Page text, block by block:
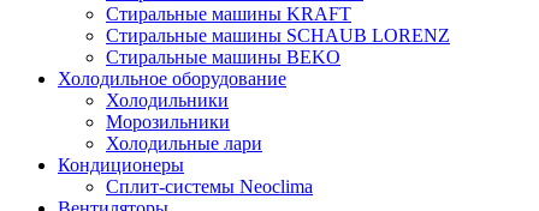
Стиральные машины KRAFT
Стиральные машины SCHAUB LORENZ
Стиральные машины BEKO
Холодильное оборудование
Холодильники
Морозильники
Холодильные лари
Кондиционеры
Сплит-системы Neoclima